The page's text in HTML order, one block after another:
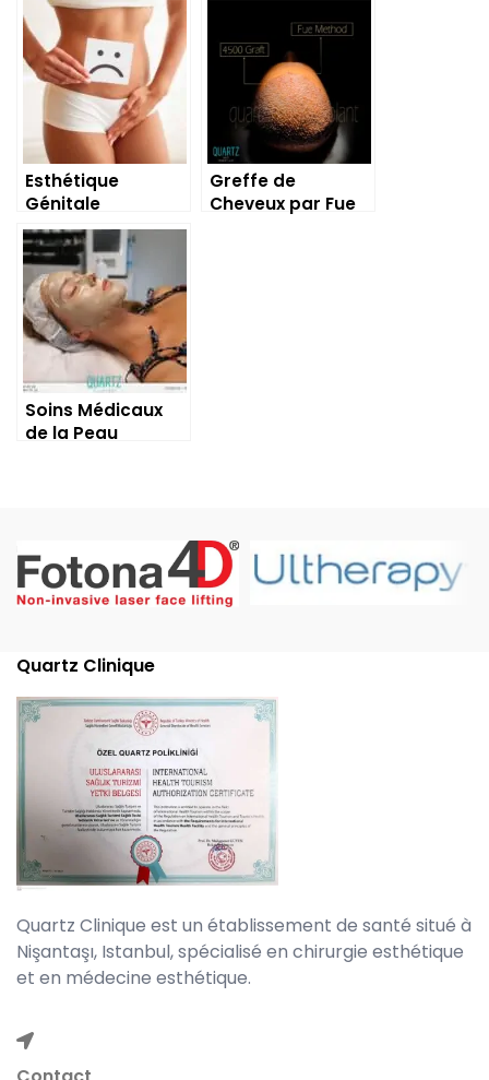
Esthétique
Génitale
Greffe de
Cheveux par Fue
Soins Médicaux
de la Peau
Quartz Clinique
Quartz Clinique est un établissement de santé situé à
Nişantaşı, Istanbul, spécialisé en chirurgie esthétique
et en médecine esthétique.